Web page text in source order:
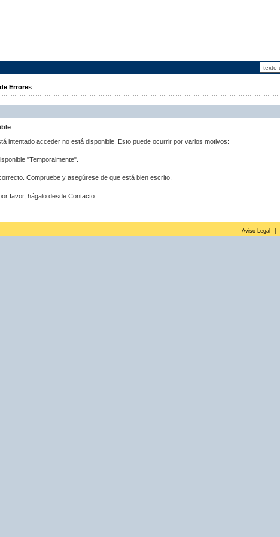
Errores
intentado acceder no está disponible. Esto puede ocurrir por varios motivos:
"Temporalmente".
Compruebe y asegúrese de que está bien escrito.
favor, hágalo desde Contacto.
Aviso Legal